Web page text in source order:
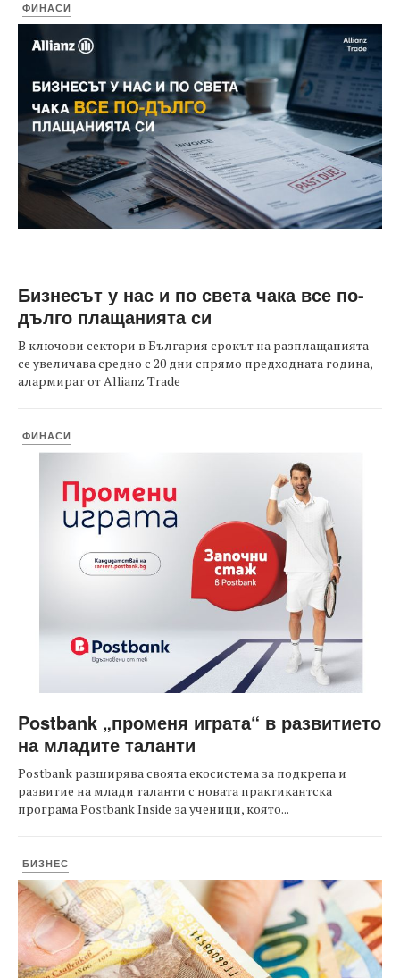
ФИНАСИ
Бизнесът у нас и по света чака все по-
дълго плащанията си
В ключови сектори в България срокът на разплащанията
се увеличава средно с 20 дни спрямо предходната година,
алармират от Allianz Trade
ФИНАСИ
Postbank „променя играта“ в развитието
на младите таланти
Postbank разширява своята екосистема за подкрепа и
развитие на млади таланти с новата практикантска
програма Postbank Inside за ученици, която...
БИЗНЕС